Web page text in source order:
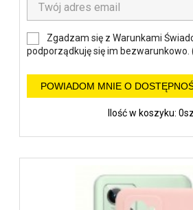
Zgadzam się z Warunkami
podporządkuję się im bezwarunkowo.
POWIADOM MNIE O
Ilość w koszyku: